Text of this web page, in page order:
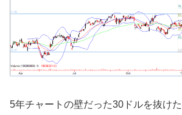
5年チャートの壁だった30ドルを抜け